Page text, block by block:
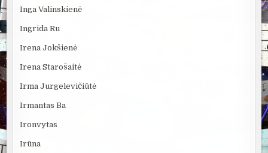
Inga Valinskienė
Ingrida Ru
Irena Jokšienė
Irena Starošaitė
Irma Jurgelevičiūtė
Irmantas Ba
Ironvytas
Irūna